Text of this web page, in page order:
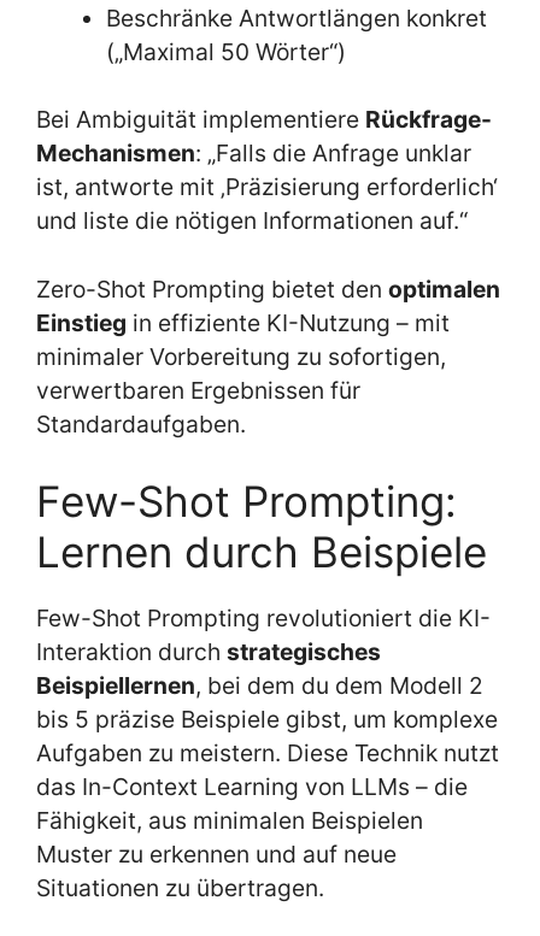
Beschränke Antwortlängen konkret
(„Maximal 50 Wörter“)
Bei Ambiguität implementiere Rückfrage-
Mechanismen: „Falls die Anfrage unklar
ist, antworte mit ‚Präzisierung erforderlich‘
und liste die nötigen Informationen auf.“
Zero-Shot Prompting bietet den optimalen
Einstieg in effiziente KI-Nutzung – mit
minimaler Vorbereitung zu sofortigen,
verwertbaren Ergebnissen für
Standardaufgaben.
Few-Shot Prompting:
Lernen durch Beispiele
Few-Shot Prompting revolutioniert die KI-
Interaktion durch strategisches
Beispiellernen, bei dem du dem Modell 2
bis 5 präzise Beispiele gibst, um komplexe
Aufgaben zu meistern. Diese Technik nutzt
das In-Context Learning von LLMs – die
Fähigkeit, aus minimalen Beispielen
Muster zu erkennen und auf neue
Situationen zu übertragen.